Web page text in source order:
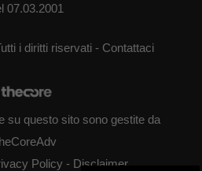
07.03.2001
i diritti riservati - Contattaci
su questo sito sono gestite da
Policy - Disclaimer